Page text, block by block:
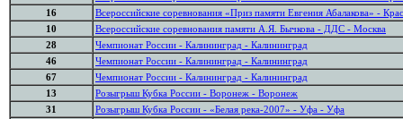
16
Всероссийские соревнования «Приз памяти Евгения Абалакова» -
10
Всероссийские соревнования памяти А.Я. Бычкова - ДДС - Москва
28
Чемпионат России - Калининград - Калининград
46
Чемпионат России - Калининград - Калининград
67
Чемпионат России - Калининград - Калининград
13
Розыгрыш Кубка России - Воронеж - Воронеж
31
Розыгрыш Кубка России - «Белая река-2007» - Уфа - Уфа